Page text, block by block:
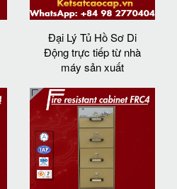
Đại Lý Tủ Hồ Sơ Di
Động trực tiếp từ nhà
máy sản xuất